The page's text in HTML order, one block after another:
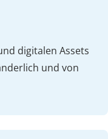
digitalen Assets
und von